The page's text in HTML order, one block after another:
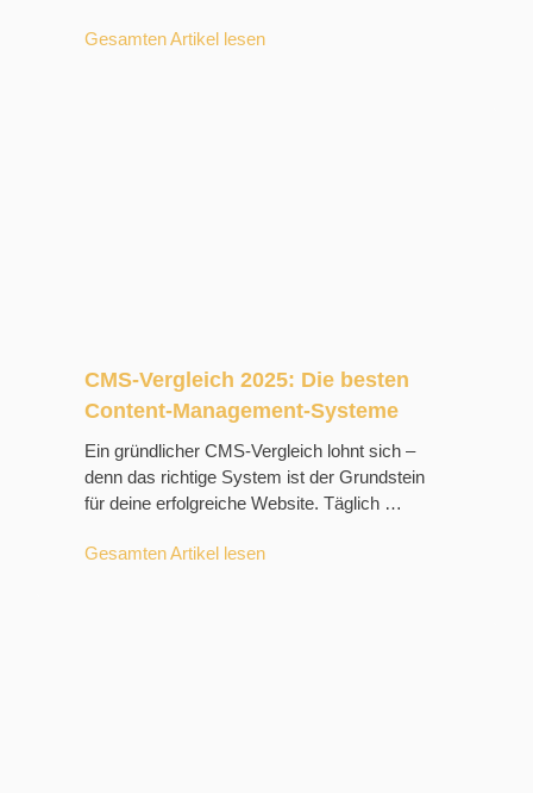
Gesamten Artikel lesen
CMS-Vergleich 2025: Die besten
Content-Management-Systeme
Ein gründlicher CMS-Vergleich lohnt sich –
denn das richtige System ist der Grundstein
für deine erfolgreiche Website. Täglich …
Gesamten Artikel lesen